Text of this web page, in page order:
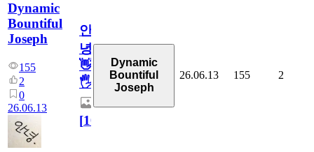
Dynamic
Bountiful
Joseph
155
2
0
26.06.13
안
녕
👋
🖐
[10
Dynamic
Bountiful
Joseph
26.06.13 155 2